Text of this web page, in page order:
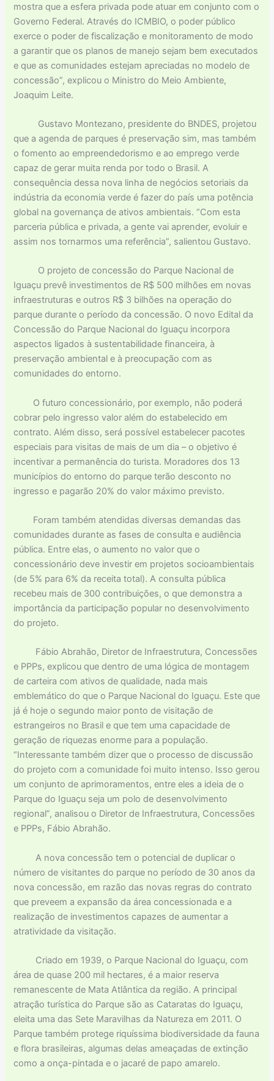
mostra que a esfera privada pode atuar em conjunto com o
Governo Federal. Através do ICMBIO, o poder público
exerce o poder de fiscalização e monitoramento de modo
a garantir que os planos de manejo sejam bem executados
e que as comunidades estejam apreciadas no modelo de
concessão”, explicou o Ministro do Meio Ambiente,
Joaquim Leite.
Gustavo Montezano, presidente do BNDES, projetou
que a agenda de parques é preservação sim, mas também
o fomento ao empreendedorismo e ao emprego verde
capaz de gerar muita renda por todo o Brasil. A
consequência dessa nova linha de negócios setoriais da
indústria da economia verde é fazer do país uma potência
global na governança de ativos ambientais. “Com esta
parceria pública e privada, a gente vai aprender, evoluir e
assim nos tornarmos uma referência”, salientou Gustavo.
O projeto de concessão do Parque Nacional de
Iguaçu prevê investimentos de R$ 500 milhões em novas
infraestruturas e outros R$ 3 bilhões na operação do
parque durante o período da concessão. O novo Edital da
Concessão do Parque Nacional do Iguaçu incorpora
aspectos ligados à sustentabilidade financeira, à
preservação ambiental e à preocupação com as
comunidades do entorno.
O futuro concessionário, por exemplo, não poderá
cobrar pelo ingresso valor além do estabelecido em
contrato. Além disso, será possível estabelecer pacotes
especiais para visitas de mais de um dia – o objetivo é
incentivar a permanência do turista. Moradores dos 13
municípios do entorno do parque terão desconto no
ingresso e pagarão 20% do valor máximo previsto.
Foram também atendidas diversas demandas das
comunidades durante as fases de consulta e audiência
pública. Entre elas, o aumento no valor que o
concessionário deve investir em projetos socioambientais
(de 5% para 6% da receita total). A consulta pública
recebeu mais de 300 contribuições, o que demonstra a
importância da participação popular no desenvolvimento
do projeto.
Fábio Abrahão, Diretor de Infraestrutura, Concessões
e PPPs, explicou que dentro de uma lógica de montagem
de carteira com ativos de qualidade, nada mais
emblemático do que o Parque Nacional do Iguaçu. Este que
já é hoje o segundo maior ponto de visitação de
estrangeiros no Brasil e que tem uma capacidade de
geração de riquezas enorme para a população.
“Interessante também dizer que o processo de discussão
do projeto com a comunidade foi muito intenso. Isso gerou
um conjunto de aprimoramentos, entre eles a ideia de o
Parque do Iguaçu seja um polo de desenvolvimento
regional”, analisou o Diretor de Infraestrutura, Concessões
e PPPs, Fábio Abrahão.
A nova concessão tem o potencial de duplicar o
número de visitantes do parque no período de 30 anos da
nova concessão, em razão das novas regras do contrato
que preveem a expansão da área concessionada e a
realização de investimentos capazes de aumentar a
atratividade da visitação.
Criado em 1939, o Parque Nacional do Iguaçu, com
área de quase 200 mil hectares, é a maior reserva
remanescente de Mata Atlântica da região. A principal
atração turística do Parque são as Cataratas do Iguaçu,
eleita uma das Sete Maravilhas da Natureza em 2011. O
Parque também protege riquíssima biodiversidade da fauna
e flora brasileiras, algumas delas ameaçadas de extinção
como a onça-pintada e o jacaré de papo amarelo.